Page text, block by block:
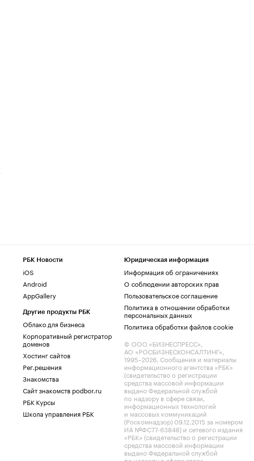
РБК Новости
iOS
Android
AppGallery
Другие продукты РБК
Облако для бизнеса
Корпоративный регистратор
доменов
Хостинг сайтов
Рег.решения
Знакомства
Сайт знакомств podbor.ru
РБК Курсы
Школа управления РБК
Юридическая информация
Информация об ограничениях
О соблюдении авторских прав
Пользовательское соглашение
Политика в отношении обработки
персональных данных
Политика обработки файлов cookie
© ООО «БИЗНЕСПРЕСС»,
АО «РОСБИЗНЕСКОНСАЛТИНГ»,
1995–2026. Сообщения и материалы
информационного агентства «РБК»
(свидетельство о регистрации
средства массовой информации
выдано Федеральной службой
по надзору в сфере связи,
информационных технологий
и массовых коммуникаций
(Роскомнадзор) 09.12.2015 за номером
ИА №ФС77-63848) и сетевого издания
«РБК» (свидетельство о регистрации
средства массовой информации
выдано Федеральной службой